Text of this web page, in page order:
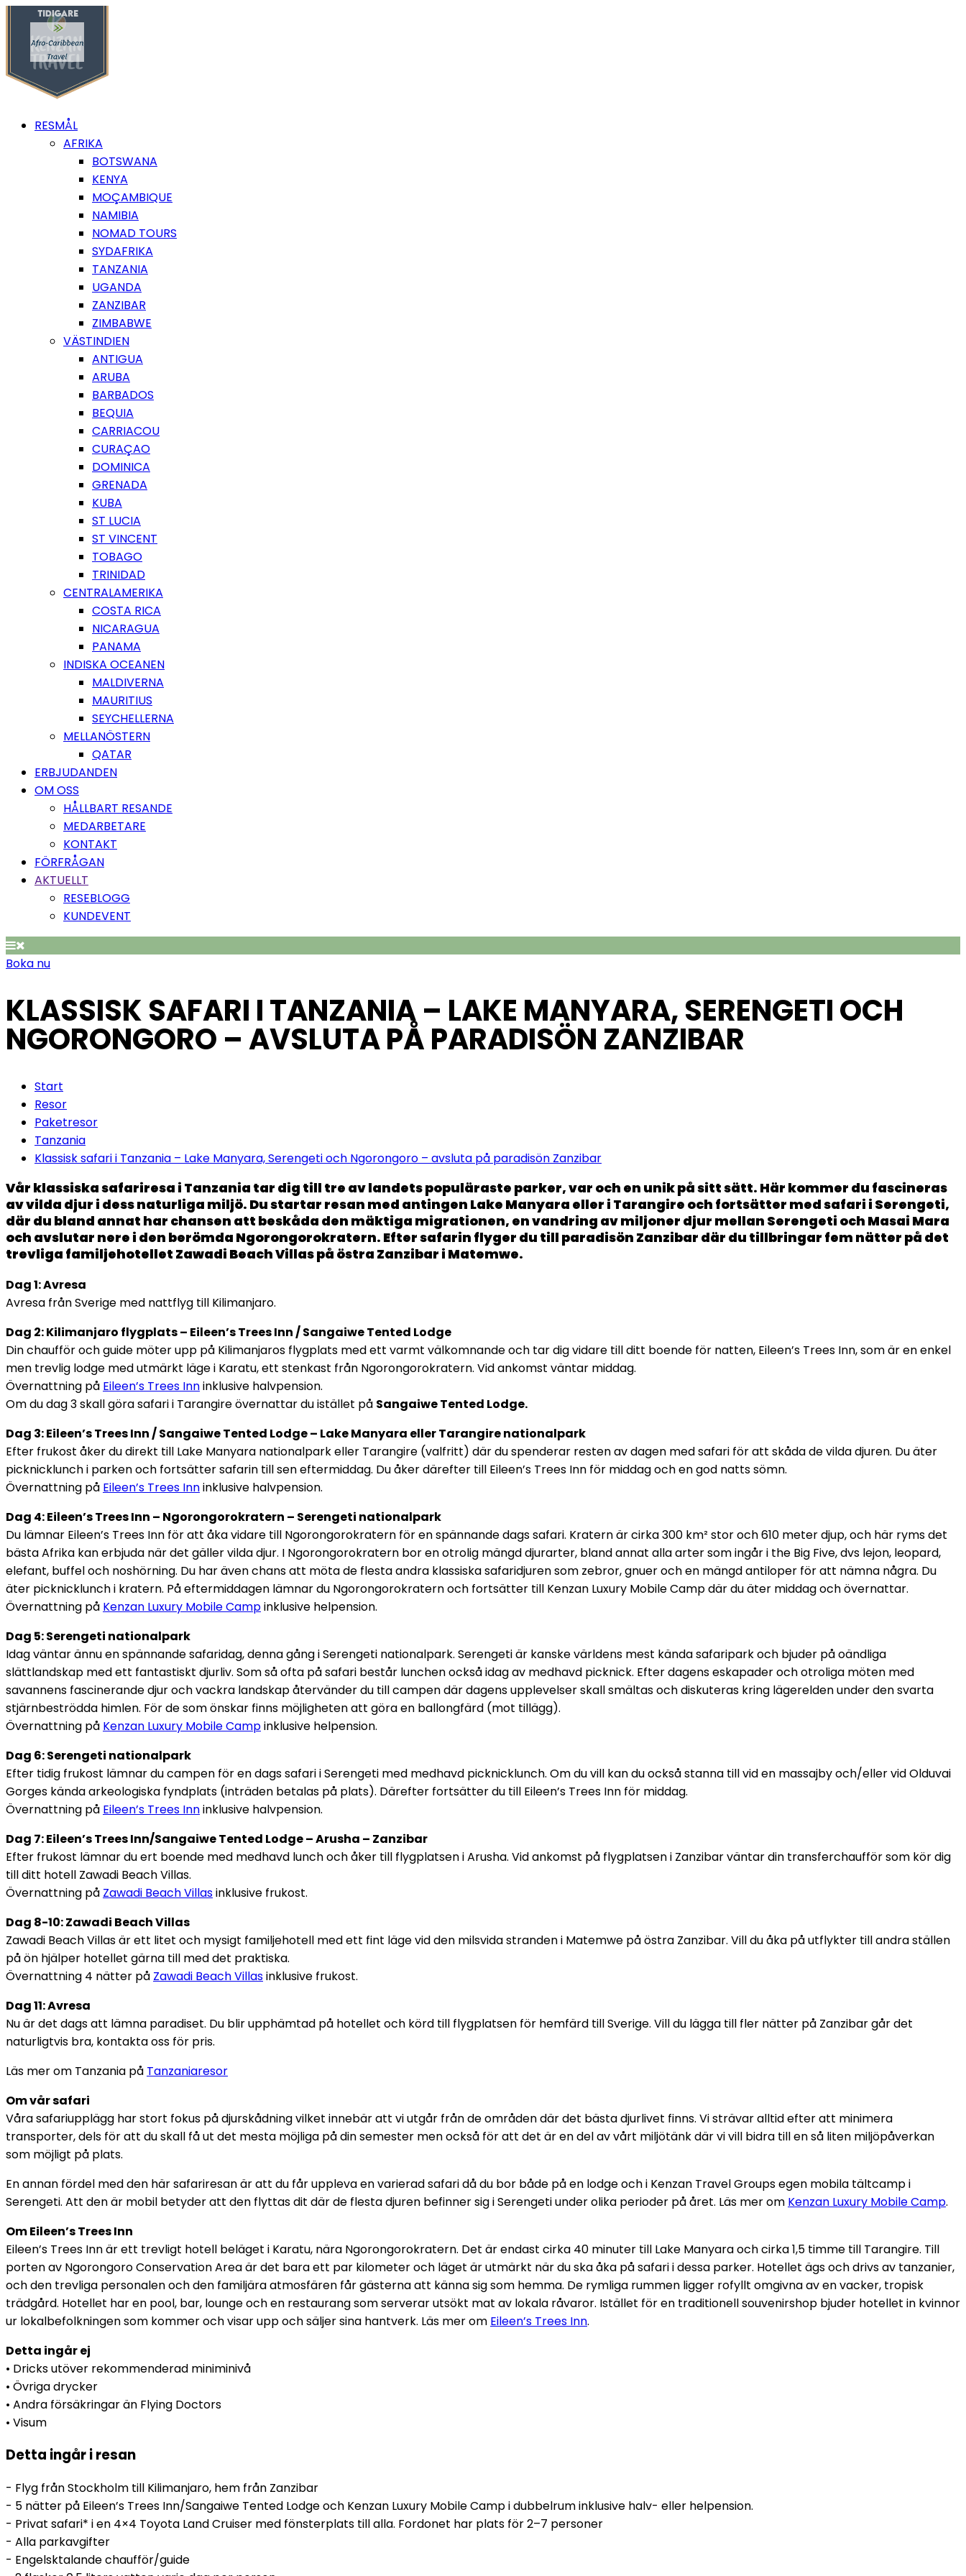
RESMÅL
AFRIKA
BOTSWANA
KENYA
MOÇAMBIQUE
NAMIBIA
NOMAD TOURS
SYDAFRIKA
TANZANIA
UGANDA
ZANZIBAR
ZIMBABWE
VÄSTINDIEN
ANTIGUA
ARUBA
BARBADOS
BEQUIA
CARRIACOU
CURAÇAO
DOMINICA
GRENADA
KUBA
ST LUCIA
ST VINCENT
TOBAGO
TRINIDAD
CENTRALAMERIKA
COSTA RICA
NICARAGUA
PANAMA
INDISKA OCEANEN
MALDIVERNA
MAURITIUS
SEYCHELLERNA
MELLANÖSTERN
QATAR
ERBJUDANDEN
OM OSS
HÅLLBART RESANDE
MEDARBETARE
KONTAKT
FÖRFRÅGAN
AKTUELLT
RESEBLOGG
KUNDEVENT
Boka nu
KLASSISK SAFARI I TANZANIA – LAKE MANYARA, SERENGETI OCH
NGORONGORO – AVSLUTA PÅ PARADISÖN ZANZIBAR
Start
Resor
Paketresor
Tanzania
Klassisk safari i Tanzania – Lake Manyara, Serengeti och Ngorongoro – avsluta på paradisön Zanzibar
Vår klassiska safariresa i Tanzania tar dig till tre av landets populäraste parker, var och en unik på sitt sätt. Här kommer du fascineras
av vilda djur i dess naturliga miljö. Du startar resan med antingen Lake Manyara eller i Tarangire och fortsätter med safari i Serengeti,
där du bland annat har chansen att beskåda den mäktiga migrationen, en vandring av miljoner djur mellan Serengeti och Masai Mara
och avslutar nere i den berömda Ngorongorokratern. Efter safarin flyger du till paradisön Zanzibar där du tillbringar fem nätter på det
trevliga familjehotellet Zawadi Beach Villas på östra Zanzibar i Matemwe.
Dag 1: Avresa
Avresa från Sverige med nattflyg till Kilimanjaro.
Dag 2: Kilimanjaro flygplats – Eileen’s Trees Inn / Sangaiwe Tented Lodge
Din chaufför och guide möter upp på Kilimanjaros flygplats med ett varmt välkomnande och tar dig vidare till ditt boende för natten, Eileen’s Trees Inn, som är en enkel
men trevlig lodge med utmärkt läge i Karatu, ett stenkast från Ngorongorokratern. Vid ankomst väntar middag.
Övernattning på Eileen’s Trees Inninklusive halvpension.
Om du dag 3 skall göra safari i Tarangire övernattar du istället på Sangaiwe Tented Lodge.
Dag 3: Eileen’s Trees Inn / Sangaiwe Tented Lodge – Lake Manyara eller Tarangire nationalpark
Efter frukost åker du direkt till Lake Manyara nationalpark eller Tarangire (valfritt) där du spenderar resten av dagen med safari för att skåda de vilda djuren. Du äter
picknicklunch i parken och fortsätter safarin till sen eftermiddag. Du åker därefter till Eileen’s Trees Inn för middag och en god natts sömn.
Övernattning på Eileen’s Trees Inninklusive halvpension.
Dag 4: Eileen’s Trees Inn – Ngorongorokratern – Serengeti nationalpark
Du lämnar Eileen’s Trees Inn för att åka vidare till Ngorongorokratern för en spännande dags safari. Kratern är cirka 300 km² stor och 610 meter djup, och här ryms det
bästa Afrika kan erbjuda när det gäller vilda djur. I Ngorongorokratern bor en otrolig mängd djurarter, bland annat alla arter som ingår i the Big Five, dvs lejon, leopard,
elefant, buffel och noshörning. Du har även chans att möta de flesta andra klassiska safaridjuren som zebror, gnuer och en mängd antiloper för att nämna några. Du
äter picknicklunch i kratern. På eftermiddagen lämnar du Ngorongorokratern och fortsätter till Kenzan Luxury Mobile Camp där du äter middag och övernattar.
Övernattning på Kenzan Luxury Mobile Campinklusive helpension.
Dag 5: Serengeti nationalpark
Idag väntar ännu en spännande safaridag, denna gång i Serengeti nationalpark. Serengeti är kanske världens mest kända safaripark och bjuder på oändliga
slättlandskap med ett fantastiskt djurliv. Som så ofta på safari består lunchen också idag av medhavd picknick. Efter dagens eskapader och otroliga möten med
savannens fascinerande djur och vackra landskap återvänder du till campen där dagens upplevelser skall smältas och diskuteras kring lägerelden under den svarta
stjärnbeströdda himlen. För de som önskar finns möjligheten att göra en ballongfärd (mot tillägg).
Övernattning på Kenzan Luxury Mobile Campinklusive helpension.
Dag 6: Serengeti nationalpark
Efter tidig frukost lämnar du campen för en dags safari i Serengeti med medhavd picknicklunch. Om du vill kan du också stanna till vid en massajby och/eller vid Olduvai
Gorges kända arkeologiska fyndplats (inträden betalas på plats). Därefter fortsätter du till Eileen’s Trees Inn för middag.
Övernattning på Eileen’s Trees Inninklusive halvpension.
Dag 7: Eileen’s Trees Inn/Sangaiwe Tented Lodge – Arusha – Zanzibar
Efter frukost lämnar du ert boende med medhavd lunch och åker till flygplatsen i Arusha. Vid ankomst på flygplatsen i Zanzibar väntar din transferchaufför som kör dig
till ditt hotell Zawadi Beach Villas.
Övernattning på Zawadi Beach Villasinklusive frukost.
Dag 8-10: Zawadi Beach Villas
Zawadi Beach Villas är ett litet och mysigt familjehotell med ett fint läge vid den milsvida stranden i Matemwe på östra Zanzibar. Vill du åka på utflykter till andra ställen
på ön hjälper hotellet gärna till med det praktiska.
Övernattning 4 nätter på Zawadi Beach Villasinklusive frukost.
Dag 11: Avresa
Nu är det dags att lämna paradiset. Du blir upphämtad på hotellet och körd till flygplatsen för hemfärd till Sverige. Vill du lägga till fler nätter på Zanzibar går det
naturligtvis bra, kontakta oss för pris.
Läs mer om Tanzania på Tanzaniaresor
Om vår safari
Våra safariupplägg har stort fokus på djurskådning vilket innebär att vi utgår från de områden där det bästa djurlivet finns. Vi strävar alltid efter att minimera
transporter, dels för att du skall få ut det mesta möjliga på din semester men också för att det är en del av vårt miljötänk där vi vill bidra till en så liten miljöpåverkan
som möjligt på plats.
En annan fördel med den här safariresan är att du får uppleva en varierad safari då du bor både på en lodge och i Kenzan Travel Groups egen mobila tältcamp i
Serengeti. Att den är mobil betyder att den flyttas dit där de flesta djuren befinner sig i Serengeti under olika perioder på året. Läs mer om Kenzan Luxury Mobile Camp.
Om Eileen’s Trees Inn
Eileen’s Trees Inn är ett trevligt hotell beläget i Karatu, nära Ngorongorokratern. Det är endast cirka 40 minuter till Lake Manyara och cirka 1,5 timme till Tarangire. Till
porten av Ngorongoro Conservation Area är det bara ett par kilometer och läget är utmärkt när du ska åka på safari i dessa parker. Hotellet ägs och drivs av tanzanier,
och den trevliga personalen och den familjära atmosfären får gästerna att känna sig som hemma. De rymliga rummen ligger rofyllt omgivna av en vacker, tropisk
trädgård. Hotellet har en pool, bar, lounge och en restaurang som serverar utsökt mat av lokala råvaror. Istället för en traditionell souvenirshop bjuder hotellet in kvinnor
ur lokalbefolkningen som kommer och visar upp och säljer sina hantverk. Läs mer om Eileen’s Trees Inn.
Detta ingår ej
• Dricks utöver rekommenderad miniminivå
• Övriga drycker
• Andra försäkringar än Flying Doctors
• Visum
Detta ingår i resan
- Flyg från Stockholm till Kilimanjaro, hem från Zanzibar
- 5 nätter på Eileen’s Trees Inn/Sangaiwe Tented Lodge och Kenzan Luxury Mobile Camp i dubbelrum inklusive halv- eller helpension.
- Privat safari* i en 4×4 Toyota Land Cruiser med fönsterplats till alla. Fordonet har plats för 2–7 personer
- Alla parkavgifter
- Engelsktalande chaufför/guide